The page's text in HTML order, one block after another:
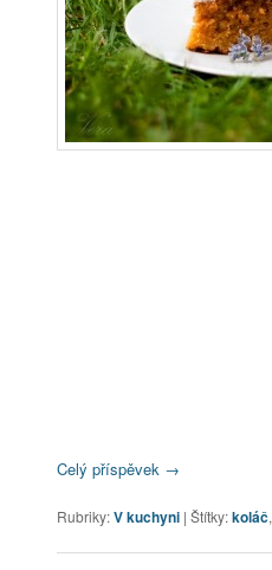
Celý příspěvek →
Rubriky:V kuchyni | Štítky:koláč,